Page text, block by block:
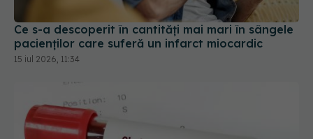
Ce s-a descoperit în cantități mai mari în sângele
pacienților care suferă un infarct miocardic
15 iul 2026, 11:34